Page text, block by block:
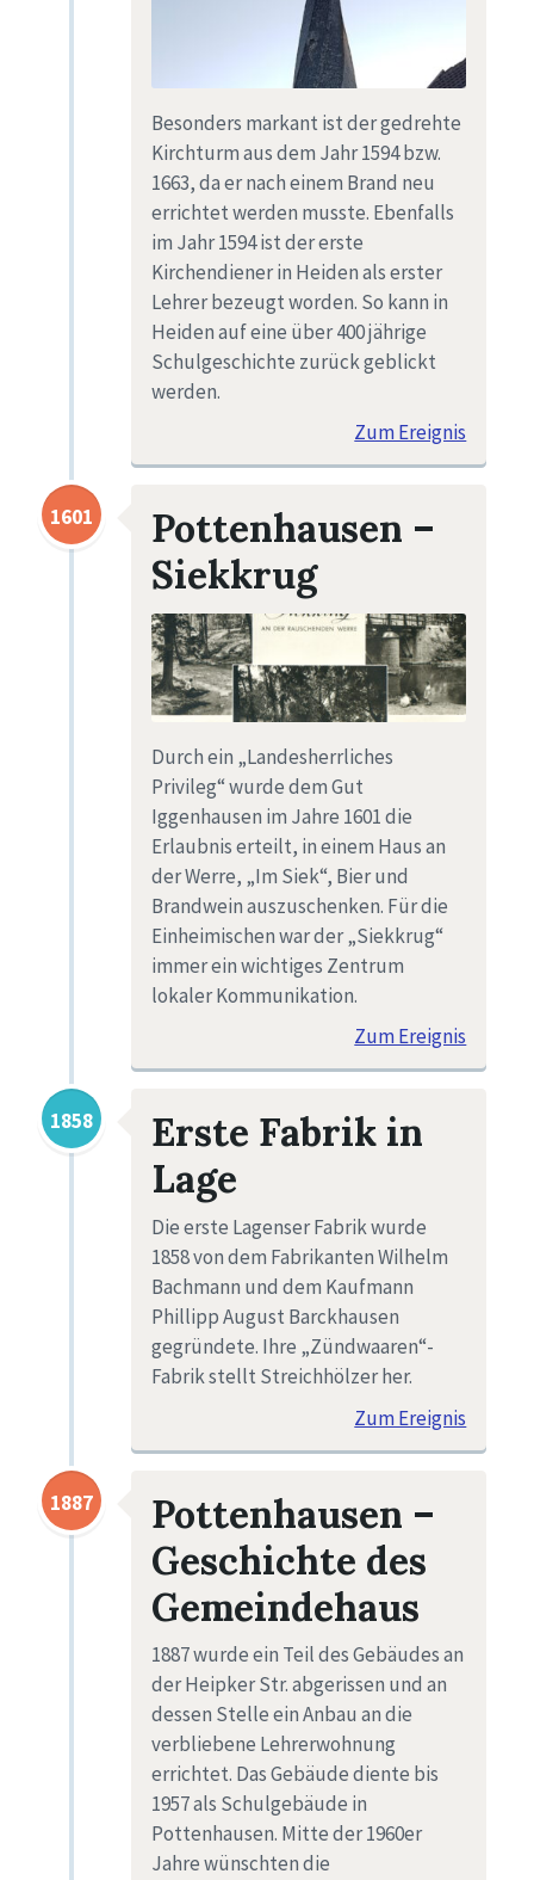
Besonders markant ist der gedrehte
Kirchturm aus dem Jahr 1594 bzw.
1663, da er nach einem Brand neu
errichtet werden musste. Ebenfalls
im Jahr 1594 ist der erste
Kirchendiener in Heiden als erster
Lehrer bezeugt worden. So kann in
Heiden auf eine über 400 jährige
Schulgeschichte zurück geblickt
werden.
Zum Ereignis
1601
Pottenhausen –
Siekkrug
Durch ein „Landesherrliches
Privileg“ wurde dem Gut
Iggenhausen im Jahre 1601 die
Erlaubnis erteilt, in einem Haus an
der Werre, „Im Siek“, Bier und
Brandwein auszuschenken. Für die
Einheimischen war der „Siekkrug“
immer ein wichtiges Zentrum
lokaler Kommunikation.
Zum Ereignis
1858
Erste Fabrik in
Lage
Die erste Lagenser Fabrik wurde
1858 von dem Fabrikanten Wilhelm
Bachmann und dem Kaufmann
Phillipp August Barckhausen
gegründete. Ihre „Zündwaaren“-
Fabrik stellt Streichhölzer her.
Zum Ereignis
1887
Pottenhausen –
Geschichte des
Gemeindehaus
1887 wurde ein Teil des Gebäudes an
der Heipker Str. abgerissen und an
dessen Stelle ein Anbau an die
verbliebene Lehrerwohnung
errichtet. Das Gebäude diente bis
1957 als Schulgebäude in
Pottenhausen. Mitte der 1960er
Jahre wünschten die